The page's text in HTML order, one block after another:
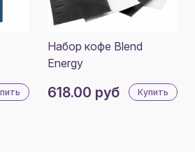
Набор кофе Blend
Energy
618.00 руб Купить